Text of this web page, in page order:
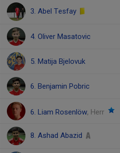
3. Abel Tesfay
4. Oliver Masatovic
5. Matija Bjelovuk
6. Benjamin Pobric
6. Liam Rosenlöw, Herr
8. Ashad Abazid